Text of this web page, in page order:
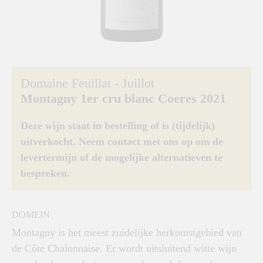
Domaine Feuillat - Juillot
Montagny 1er cru blanc Coeres 2021
Deze wijn staat in bestelling of is (tijdelijk)
uitverkocht. Neem contact met ons op om de
levertermijn of de mogelijke alternatieven te
bespreken.
DOMEIN
Montagny is het meest zuidelijke herkomstgebied van
de Côte Chalonnaise. Er wordt uitsluitend witte wijn